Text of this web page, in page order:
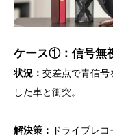
ケース①：信号無
状況： 交差点で青信号
した車と衝突。
解決策：
ドライブレ